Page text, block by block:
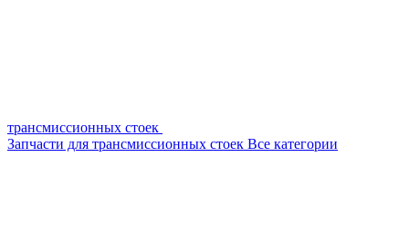
трансмиссионных стоек
Запчасти для трансмиссионных стоек Все категории